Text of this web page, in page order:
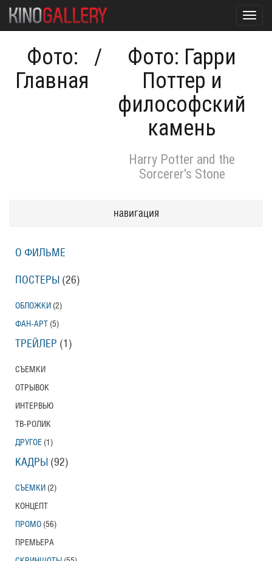
Фото:
Главная
/
Фото: Гарри
Поттер и
философский
камень
Harry Potter and the
Sorcerer's Stone
навигация
О ФИЛЬМЕ
ПОСТЕРЫ (26)
ОБЛОЖКИ (2)
ФАН-АРТ (5)
ТРЕЙЛЕР (1)
СЪЕМКИ
ОТРЫВОК
ИНТЕРВЬЮ
ТВ-РОЛИК
ДРУГОЕ (1)
КАДРЫ (92)
СЪЕМКИ (2)
КОНЦЕПТ
ПРОМО (56)
ПРЕМЬЕРА